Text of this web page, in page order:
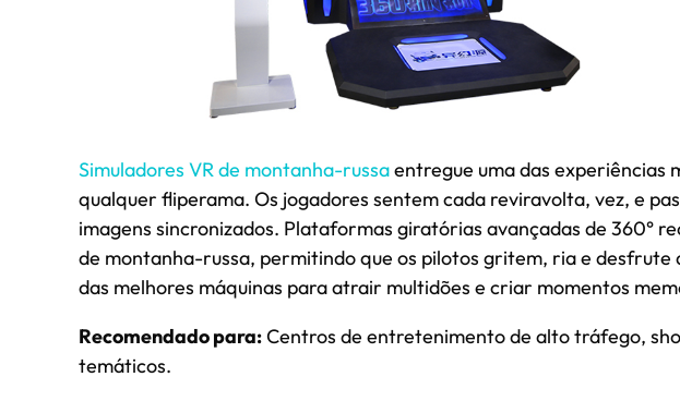
Simuladores VR de montanha-russaentregue uma das experiências
qualquer fliperama. Os jogadores sentem cada reviravolta, vez, e
imagens sincronizados. Plataformas giratórias avançadas de 360°
de montanha-russa, permitindo que os pilotos gritem, ria e desfrute
das melhores máquinas para atrair multidões e criar momentos
Recomendado para:Centros de entretenimento de alto tráfego,
temáticos.